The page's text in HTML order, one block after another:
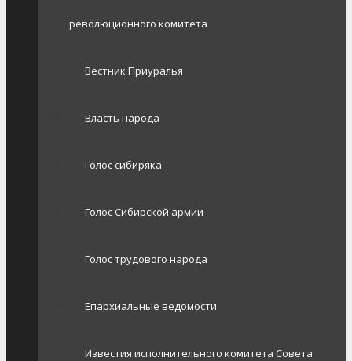
революционного комитета
Вестник Приуралья
Власть народа
Голос сибиряка
Голос Сибирской армии
Голос трудового народа
Епархиальные ведомости
Известия исполнительного комитета Совета